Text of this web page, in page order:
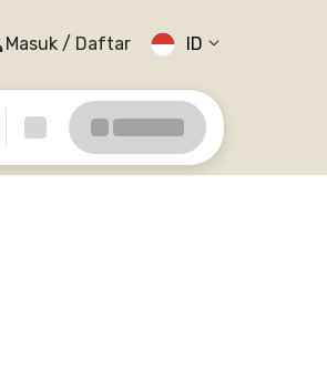
Masuk / Daftar ID